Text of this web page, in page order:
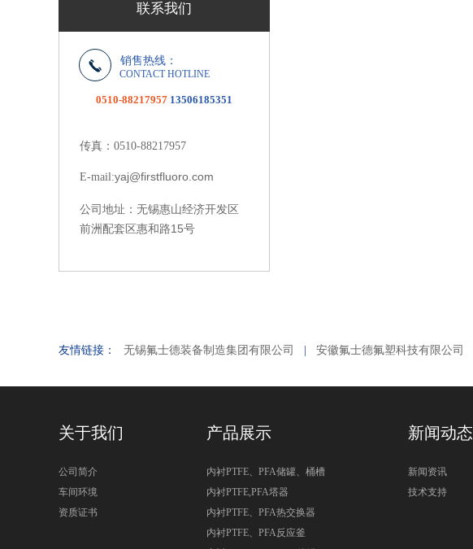
联系我们
销售热线：
CONTACT HOTLINE
0510-88217957 13506185351
传真：0510-88217957
E-mail:yaj@firstfluoro.com
公司地址： 无锡惠山经济开发区
前洲配套区惠和路15号
友情链接： 无锡氟士德装备制造集团有限公司 安徽氟士德氟塑科技有限公司
关于我们
公司简介
车间环境
资质证书
产品展示
内衬PTFE、PFA储罐、桶槽
内衬PTFE,PFA塔器
内衬PTFE、PFA热交换器
内衬PTFE、PFA反应釜
新闻动态
新闻资讯
技术支持